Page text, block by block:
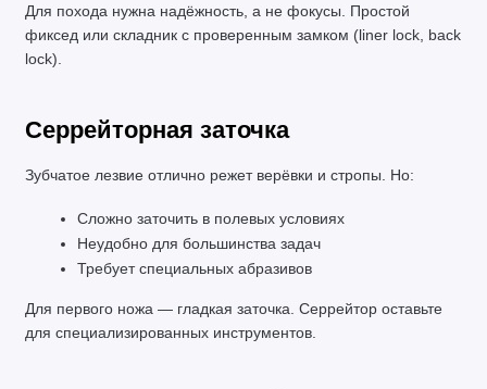
Для похода нужна надёжность, а не фокусы. Простой
фиксед или складник с проверенным замком (liner lock, back
lock).
Серрейторная заточка
Зубчатое лезвие отлично режет верёвки и стропы. Но:
Сложно заточить в полевых условиях
Неудобно для большинства задач
Требует специальных абразивов
Для первого ножа — гладкая заточка. Серрейтор оставьте
для специализированных инструментов.